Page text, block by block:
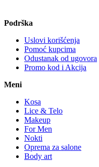
Podrška
Uslovi korišćenja
Pomoć kupcima
Odustanak od ugovora
Promo kod i Akcija
Meni
Kosa
Lice & Telo
Makeup
For Men
Nokti
Oprema za salone
Body art